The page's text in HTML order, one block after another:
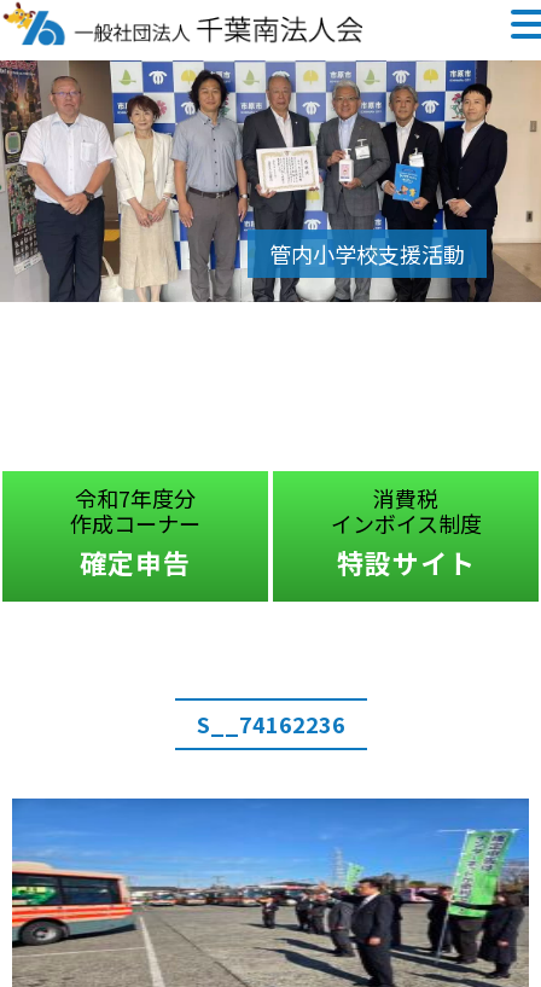
令和7年度分
作成コーナー
確定申告
インボイス制度
特設サイト
S__74162236